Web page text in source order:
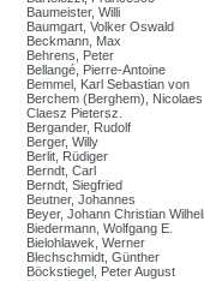
Baumeister, Willi
Baumgart, Volker Oswald
Beckmann, Max
Behrens, Peter
Bellangé, Pierre-Antoine
Bemmel, Karl Sebastian von
Berchem (Berghem), Nicolaes
Claesz Pietersz.
Bergander, Rudolf
Berger, Willy
Berlit, Rüdiger
Berndt, Carl
Berndt, Siegfried
Beutner, Johannes
Beyer, Johann Christian
Biedermann, Wolfgang E.
Bielohlawek, Werner
Blechschmidt, Günther
Böckstiegel, Peter August